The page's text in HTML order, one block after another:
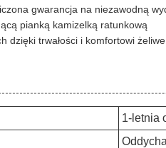
gwarancja na niezawodną
pianką kamizelką ratunkową
dzięki trwałości i komfortowi
1-letnia